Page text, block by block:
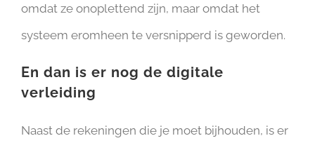
omdat ze onoplettend zijn, maar omdat het
systeem eromheen te versnipperd is geworden.
En dan is er nog de digitale
verleiding
Naast de rekeningen die je moet bijhouden, is er